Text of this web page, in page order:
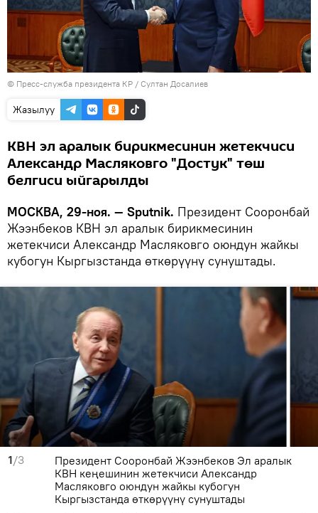
© Пресс-служба президента КР / Султан Досалиев
Жазылуу
КВН эл аралык бирикмесинин жетекчиси
Александр Масляковго "Достук" төш
белгиси ыйгарылды
МОСКВА, 29-ноя. — Sputnik. Президент Сооронбай
Жээнбеков КВН эл аралык бирикмесинин
жетекчиси Александр Масляковго оюндун жайкы
кубогун Кыргызстанда өткөрүүнү сунуштады.
1/3
Президент Сооронбай Жээнбеков Эл аралык
КВН кеңешинин жетекчиси Александр
Масляковго оюндун жайкы кубогун
Кыргызстанда өткөрүүнү сунуштады